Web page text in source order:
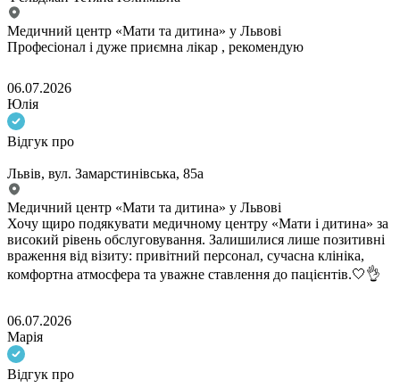
Медичний центр «Мати та дитина» у Львові
Професіонал і дуже приємна лікар , рекомендую
06.07.2026
Юлія
Відгук про
Львів, вул. Замарстинівська, 85а
Медичний центр «Мати та дитина» у Львові
Хочу щиро подякувати медичному центру «Мати і дитина» за
високий рівень обслуговування. Залишилися лише позитивні
враження від візиту: привітний персонал, сучасна клініка,
комфортна атмосфера та уважне ставлення до пацієнтів.🤍👌
06.07.2026
Марія
Відгук про